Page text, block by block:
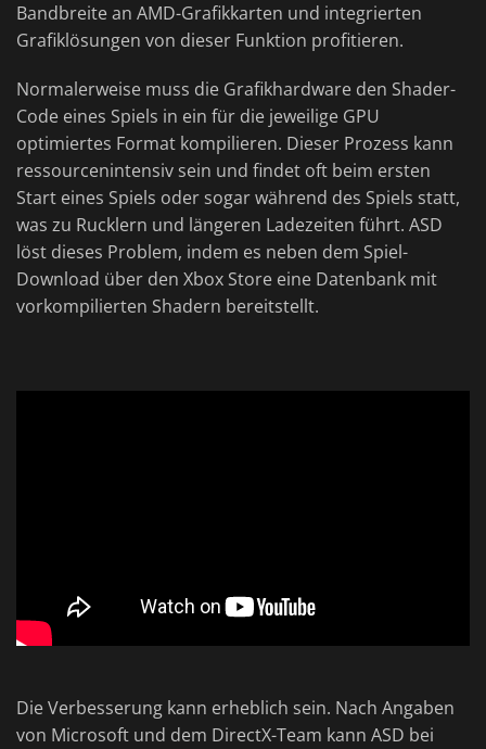
Bandbreite an AMD-Grafikkarten und integrierten
Grafiklösungen von dieser Funktion profitieren.
Normalerweise muss die Grafikhardware den Shader-
Code eines Spiels in ein für die jeweilige GPU
optimiertes Format kompilieren. Dieser Prozess kann
ressourcenintensiv sein und findet oft beim ersten
Start eines Spiels oder sogar während des Spiels statt,
was zu Rucklern und längeren Ladezeiten führt. ASD
löst dieses Problem, indem es neben dem Spiel-
Download über den Xbox Store eine Datenbank mit
vorkompilierten Shadern bereitstellt.
Die Verbesserung kann erheblich sein. Nach Angaben
von Microsoft und dem DirectX-Team kann ASD bei